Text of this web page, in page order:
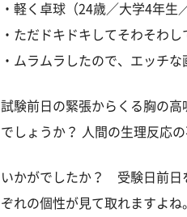
・軽く卓球（24歳／大学4年生
・ただドキドキしてそわそわ
・ムラムラしたので、エッチ
試験前日の緊張からくる胸の
でしょうか？ 人間の生理反応の
いかがでしたか？ 受験日前日
ぞれの個性が見て取れますよ